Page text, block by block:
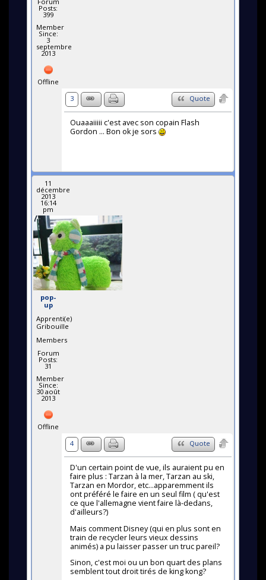
Posts:
399
Member
Since:
3
septembre
2013
Offline
3
Quote
Ouaaaiiiii c'est avec son copain Flash
Gordon ... Bon ok je sors
11
décembre
2013
16:14
pm
pop-
up
Apprenti(e)
Gribouille
Members
Forum
Posts:
31
Member
Since:
30 août
2013
Offline
4
Quote
D'un certain point de vue, ils auraient pu en
faire plus : Tarzan à la mer, Tarzan au ski,
Tarzan en Mordor, etc...apparemment ils
ont préféré le faire en un seul film ( qu'est
ce que l'allemagne vient faire là-dedans,
d'ailleurs?)
Mais comment Disney (qui en plus sont en
train de recycler leurs vieux dessins
animés) a pu laisser passer un truc pareil?
Sinon, c'est moi ou un bon quart des plans
semblent tout droit tirés de king kong?